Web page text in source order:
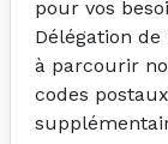
pour vos
Délégation
à parcourir
codes